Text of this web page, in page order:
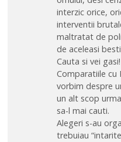
interzic orice,
interventii
maltratat de
de aceleasi
Cauta si vei gasi!
Comparatiile cu
vorbim despre
un alt scop
sa-l mai cauti.
Alegeri s-au
trebuiau